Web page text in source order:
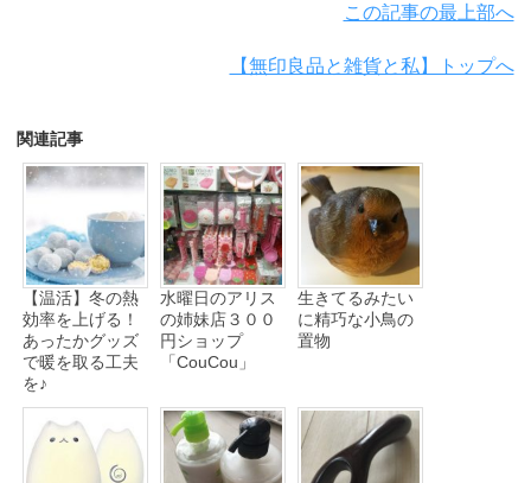
この記事の最上部へ
【無印良品と雑貨と私】トップへ
関連記事
【温活】冬の熱
効率を上げる！
あったかグッズ
で暖を取る工夫
を♪
水曜日のアリス
の姉妹店３００
円ショップ
「CouCou」
生きてるみたい
に精巧な小鳥の
置物